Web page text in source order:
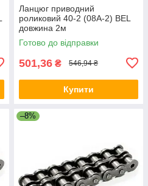
Ланцюг приводний
роликовий 40-2 (08A-2) BEL
довжина 2м
Готово до відправки
501,36 ₴ 546,94 ₴
Купити
–8%